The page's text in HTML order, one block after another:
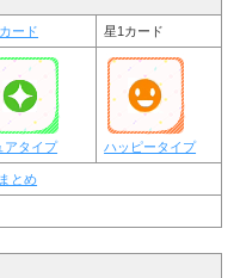
ード 星1カード
アタイプ ハッピータイプ
とめ